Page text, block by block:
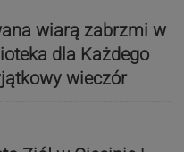
wiarą zabrzmi w
dla Każdego
wieczór